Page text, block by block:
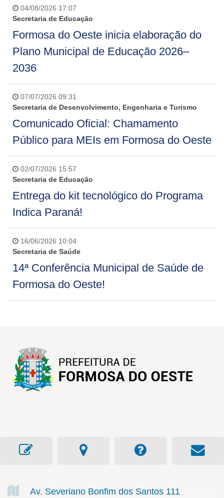
04/08/2026 17:07
Secretaria de Educação
Formosa do Oeste inicia elaboração do
Plano Municipal de Educação 2026–
2036
07/07/2026 09:31
Secretaria de Desenvolvimento, Engenharia e Turismo
Comunicado Oficial: Chamamento
Público para MEIs em Formosa do Oeste
02/07/2026 15:57
Secretaria de Educação
Entrega do kit tecnológico do Programa
Indica Paraná!
16/06/2026 10:04
Secretaria de Saúde
14ª Conferência Municipal de Saúde de
Formosa do Oeste!
Av. Severiano Bonfim dos Santos 111